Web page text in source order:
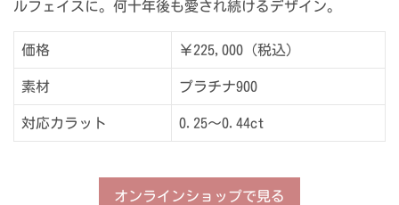
ルフェイスに。何十年後も愛され続けるデザイン。
価格 ￥225,000（税込）
素材 プラチナ900
対応カラット 0.25～0.44ct
オンラインショップで見る